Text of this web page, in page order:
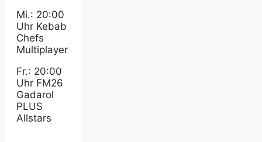
Mi.: 20:00
Uhr Kebab
Chefs
Multiplayer
Fr.: 20:00
Uhr FM26
Gadarol
PLUS
Allstars